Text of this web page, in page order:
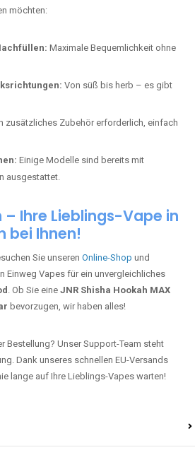
möchten:
Maximale Bequemlichkeit ohne
Von süß bis herb – es gibt
zusätzliches Zubehör erforderlich, einfach
Einige Modelle sind bereits mit
ausgestattet.
Ihre Lieblings-Vape in
bei Ihnen!
Sie unseren Online-Shop und
Einweg Vapes für ein unvergleichliches
. Ob Sie eine JNR Shisha Hookah MAX
bevorzugen, wir haben alles!
Bestellung? Unser Support-Team steht
Dank unseres schnellen EU-Versands
lange auf Ihre Lieblings-Vapes warten!